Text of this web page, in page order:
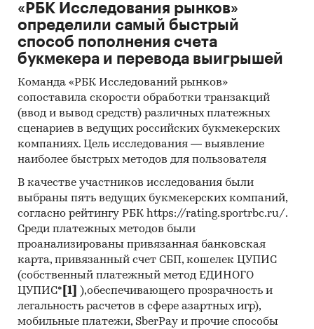
«РБК Исследования рынков»
определили самый быстрый
способ пополнения счета
букмекера и перевода выигрышей
Команда «РБК Исследований рынков»
сопоставила скорости обработки транзакций
(ввод и вывод средств) различных платежных
сценариев в ведущих российских букмекерских
компаниях. Цель исследования — выявление
наиболее быстрых методов для пользователя
В качестве участников исследования были
выбраны пять ведущих букмекерских компаний,
согласно рейтингу РБК https://rating.sportrbc.ru/.
Среди платежных методов были
проанализированы привязанная банковская
карта, привязанный счет СБП, кошелек ЦУПИС
(собственный платежный метод ЕДИНОГО
ЦУПИС* [1]
),обеспечивающего прозрачность и
легальность расчетов в сфере азартных игр),
мобильные платежи, SberPay и прочие способы